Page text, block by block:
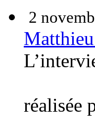
2
réalisée